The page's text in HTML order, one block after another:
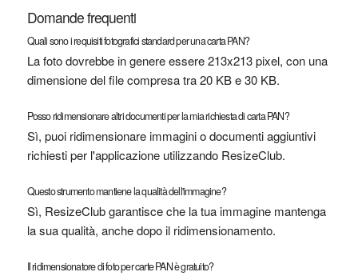
Domande frequenti
Quali sono i requisiti fotografici standard per una carta PAN?
La foto dovrebbe in genere essere 213x213 pixel, con una
dimensione del file compresa tra 20 KB e 30 KB.
Posso ridimensionare altri documenti per la mia richiesta di carta PAN?
Sì, puoi ridimensionare immagini o documenti aggiuntivi
richiesti per l'applicazione utilizzando ResizeClub.
Questo strumento mantiene la qualità dell'immagine?
Sì, ResizeClub garantisce che la tua immagine mantenga
la sua qualità, anche dopo il ridimensionamento.
Il ridimensionatore di foto per carte PAN è gratuito?